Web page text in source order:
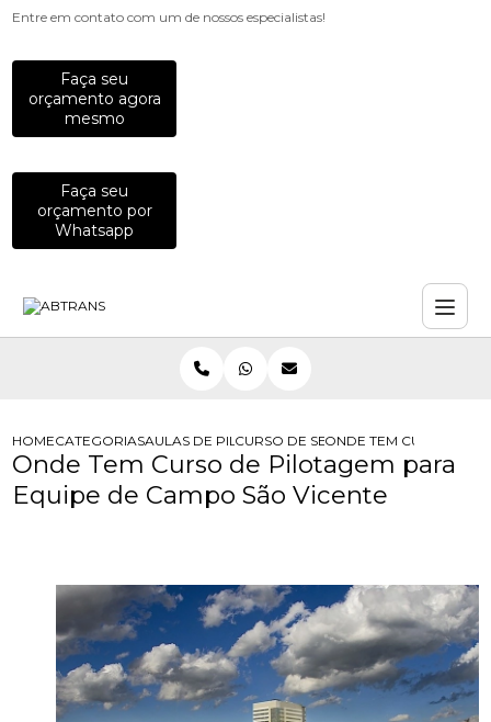
Entre em contato com um de nossos especialistas!
Faça seu
orçamento agora
mesmo
Faça seu
orçamento por
Whatsapp
HOMECATEGORIASAULAS DE PILOTAGEM PARA EMPRESAS
CURSO DE SEGURANCA PARA
ONDE TEM CURSO DE
Onde Tem Curso de Pilotagem para
Equipe de Campo São Vicente